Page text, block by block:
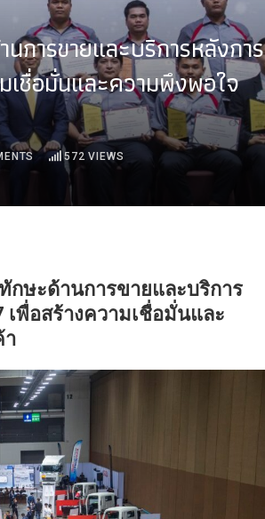
การขายและบริการหลังการ
เชื่อมั่นและความพึงพอใจ
572 VIEWS
ษะด้านการขายและบริการ
เพื่อสร้างความเชื่อมั่นและ
า